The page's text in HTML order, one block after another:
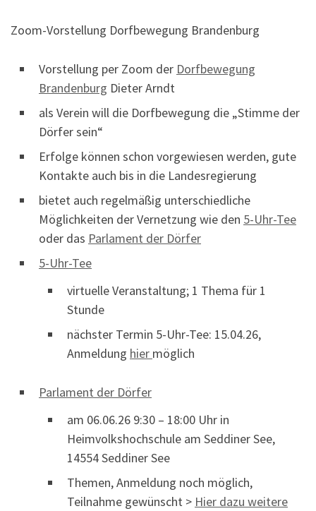
Zoom-Vorstellung Dorfbewegung Brandenburg
Vorstellung per Zoom der Dorfbewegung
Brandenburg Dieter Arndt
als Verein will die Dorfbewegung die „Stimme der
Dörfer sein“
Erfolge können schon vorgewiesen werden, gute
Kontakte auch bis in die Landesregierung
bietet auch regelmäßig unterschiedliche
Möglichkeiten der Vernetzung wie den 5-Uhr-Tee
oder das Parlament der Dörfer
5-Uhr-Tee
virtuelle Veranstaltung; 1 Thema für 1
Stunde
nächster Termin 5-Uhr-Tee: 15.04.26,
Anmeldung hier möglich
Parlament der Dörfer
am 06.06.26 9:30 – 18:00 Uhr in
Heimvolkshochschule am Seddiner See,
14554 Seddiner See
Themen, Anmeldung noch möglich,
Teilnahme gewünscht > Hier dazu weitere